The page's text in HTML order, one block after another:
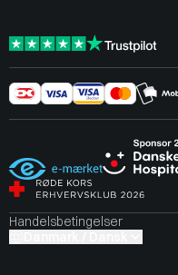
Handelsbetingelser